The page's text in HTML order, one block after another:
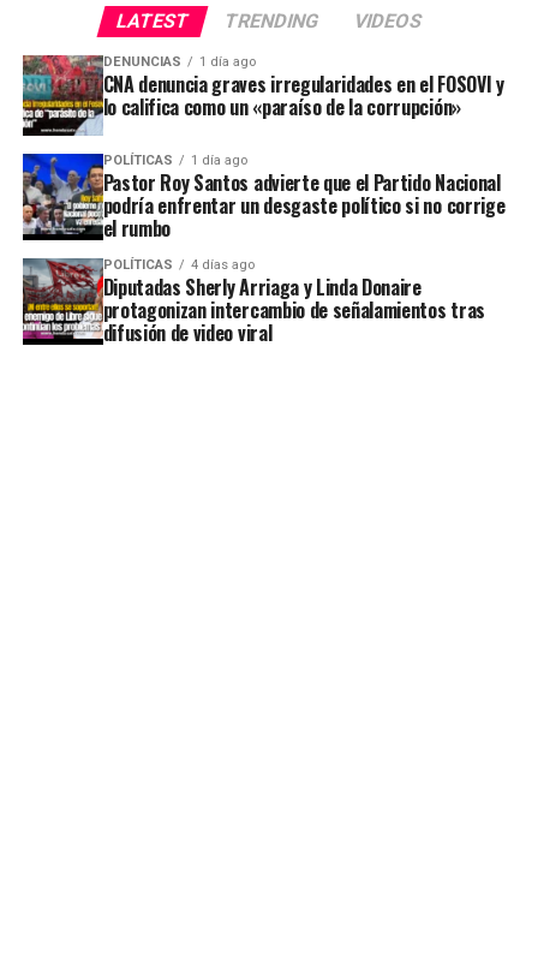
LATEST TRENDING VIDEOS
DENUNCIAS 1 día ago
CNA denuncia graves irregularidades en el FOSOVI y
lo califica como un «paraíso de la corrupción»
POLÍTICAS 1 día ago
Pastor Roy Santos advierte que el Partido Nacional
podría enfrentar un desgaste político si no corrige
el rumbo
POLÍTICAS 4 días ago
Diputadas Sherly Arriaga y Linda Donaire
protagonizan intercambio de señalamientos tras
difusión de video viral